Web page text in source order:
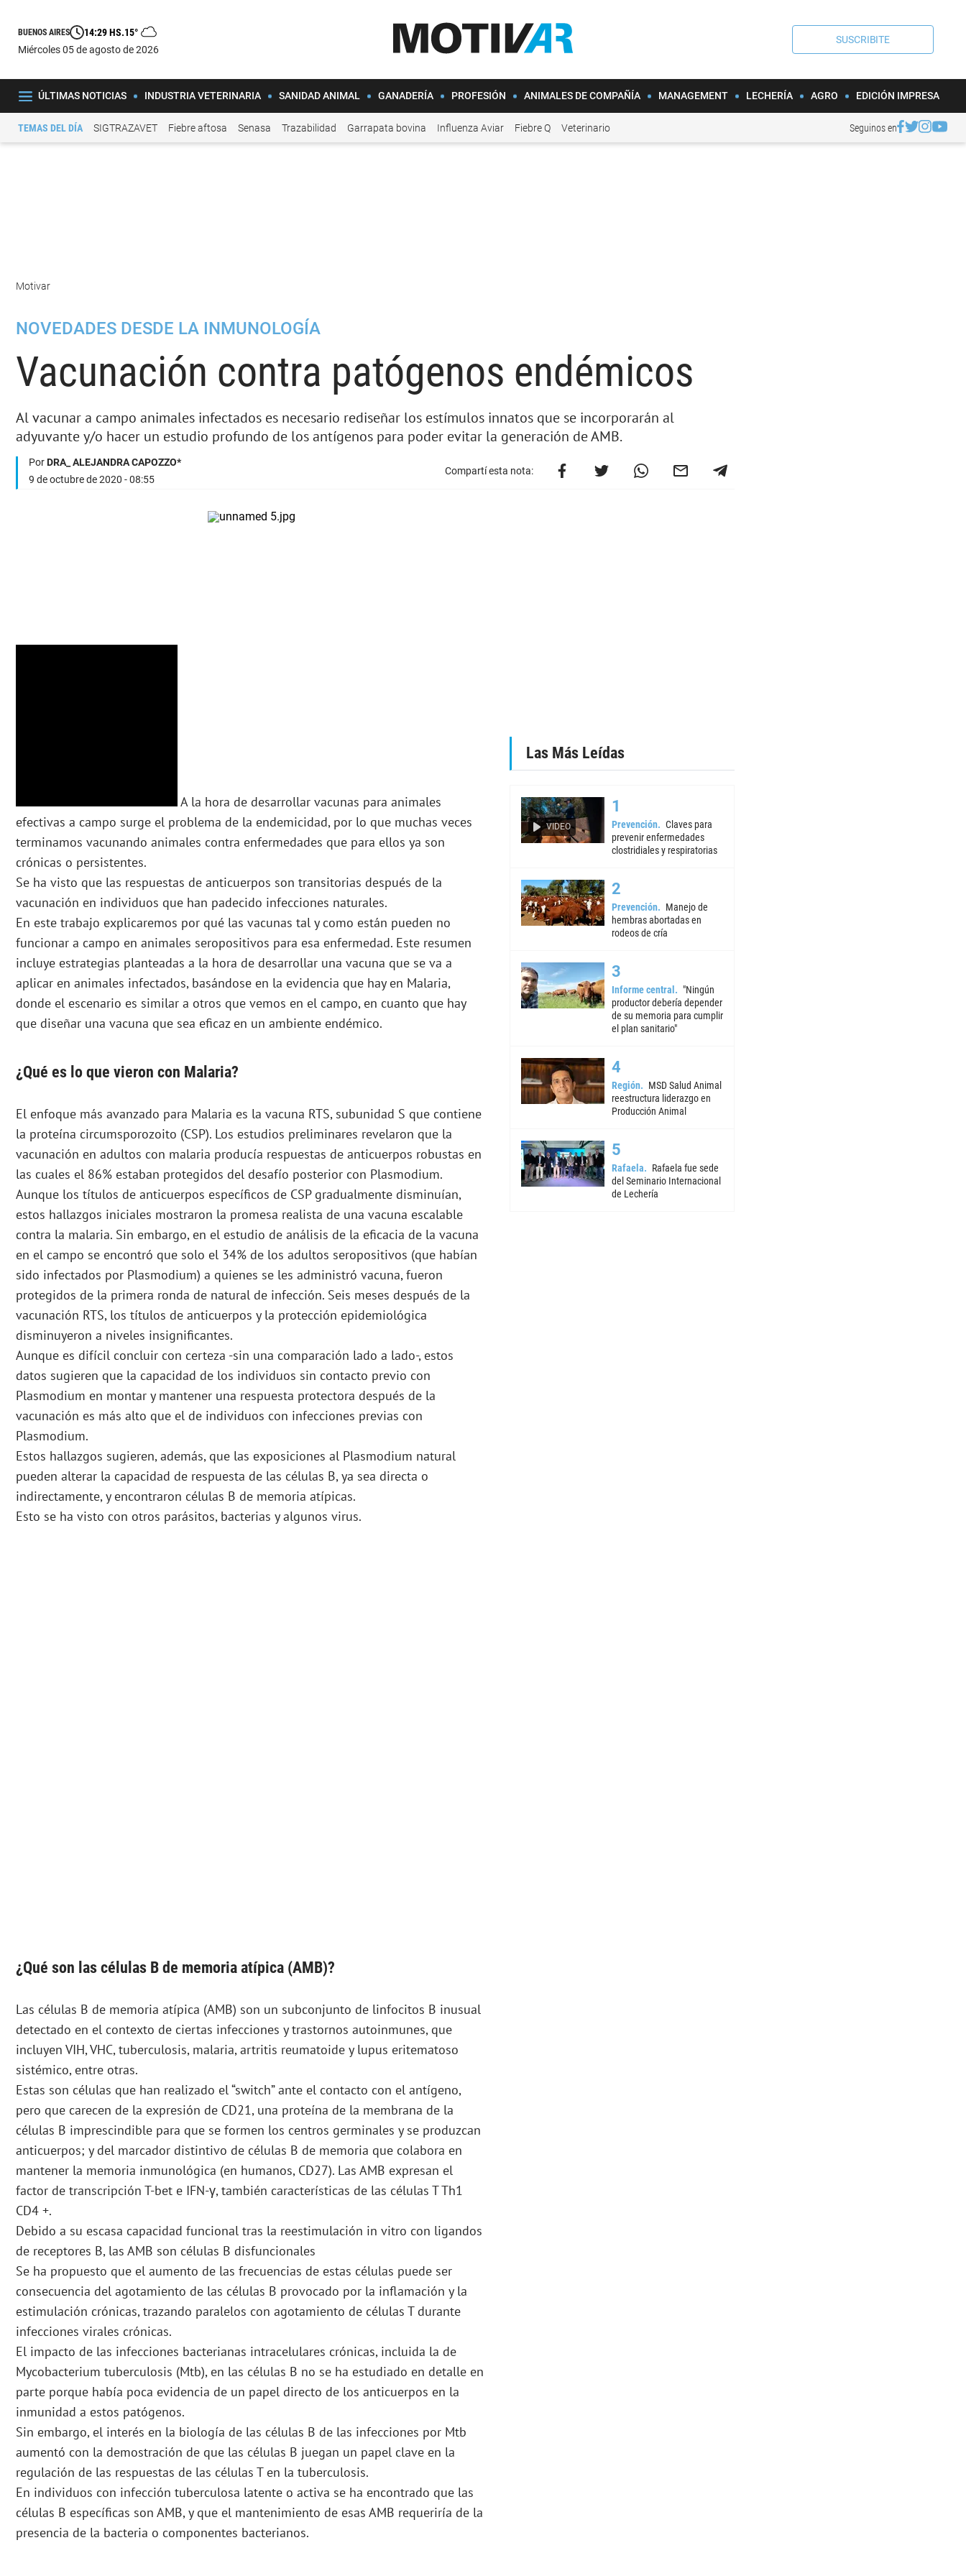
BUENOS AIRES 14:29 HS.15°
miércoles 05 de agosto de 2026
SUSCRIBITE
ÚLTIMAS NOTICIAS INDUSTRIA VETERINARIA SANIDAD ANIMAL GANADERÍA PROFESIÓN ANIMALES DE COMPAÑÍA MANAGEMENT LECHERÍA AGRO EDICIÓN IMPRESA
TEMAS DEL DÍA SIGTRAZAVET Fiebre aftosa Senasa Trazabilidad Garrapata bovina Influenza Aviar Fiebre Q Veterinario Seguinos en
Motivar
NOVEDADES DESDE LA INMUNOLOGÍA
Vacunación contra patógenos endémicos
Al vacunar a campo animales infectados es necesario rediseñar los estímulos innatos que se incorporarán al
adyuvante y/o hacer un estudio profundo de los antígenos para poder evitar la generación de AMB.
PorDRA_ ALEJANDRA CAPOZZO*
9 de octubre de 2020 - 08:55
Compartí esta nota:
A la hora de desarrollar vacunas para animales
efectivas a campo surge el problema de la endemicidad, por lo que muchas veces
terminamos vacunando animales contra enfermedades que para ellos ya son
crónicas o persistentes.
Se ha visto que las respuestas de anticuerpos son transitorias después de la
vacunación en individuos que han padecido infecciones naturales.
En este trabajo explicaremos por qué las vacunas tal y como están pueden no
funcionar a campo en animales seropositivos para esa enfermedad. Este resumen
incluye estrategias planteadas a la hora de desarrollar una vacuna que se va a
aplicar en animales infectados, basándose en la evidencia que hay en Malaria,
donde el escenario es similar a otros que vemos en el campo, en cuanto que hay
que diseñar una vacuna que sea eficaz en un ambiente endémico.
¿Qué es lo que vieron con Malaria?
El enfoque más avanzado para Malaria es la vacuna RTS, subunidad S que contiene
la proteína circumsporozoito (CSP). Los estudios preliminares revelaron que la
vacunación en adultos con malaria producía respuestas de anticuerpos robustas en
las cuales el 86% estaban protegidos del desafío posterior con Plasmodium.
Aunque los títulos de anticuerpos específicos de CSP gradualmente disminuían,
estos hallazgos iniciales mostraron la promesa realista de una vacuna escalable
contra la malaria. Sin embargo, en el estudio de análisis de la eficacia de la vacuna
en el campo se encontró que solo el 34% de los adultos seropositivos (que habían
sido infectados por Plasmodium) a quienes se les administró vacuna, fueron
protegidos de la primera ronda de natural de infección. Seis meses después de la
vacunación RTS, los títulos de anticuerpos y la protección epidemiológica
disminuyeron a niveles insignificantes.
Aunque es difícil concluir con certeza -sin una comparación lado a lado-, estos
datos sugieren que la capacidad de los individuos sin contacto previo con
Plasmodium en montar y mantener una respuesta protectora después de la
vacunación es más alto que el de individuos con infecciones previas con
Plasmodium.
Estos hallazgos sugieren, además, que las exposiciones al Plasmodium natural
pueden alterar la capacidad de respuesta de las células B, ya sea directa o
indirectamente, y encontraron células B de memoria atípicas.
Esto se ha visto con otros parásitos, bacterias y algunos virus.
¿Qué son las células B de memoria atípica (AMB)?
Las células B de memoria atípica (AMB) son un subconjunto de linfocitos B inusual
detectado en el contexto de ciertas infecciones y trastornos autoinmunes, que
incluyen VIH, VHC, tuberculosis, malaria, artritis reumatoide y lupus eritematoso
sistémico, entre otras.
Estas son células que han realizado el “switch” ante el contacto con el antígeno,
pero que carecen de la expresión de CD21, una proteína de la membrana de la
células B imprescindible para que se formen los centros germinales y se produzcan
anticuerpos; y del marcador distintivo de células B de memoria que colabora en
mantener la memoria inmunológica (en humanos, CD27). Las AMB expresan el
factor de transcripción T-bet e IFN-γ, también características de las células T Th1
CD4 +.
Debido a su escasa capacidad funcional tras la reestimulación in vitro con ligandos
de receptores B, las AMB son células B disfuncionales
Se ha propuesto que el aumento de las frecuencias de estas células puede ser
consecuencia del agotamiento de las células B provocado por la inflamación y la
estimulación crónicas, trazando paralelos con agotamiento de células T durante
infecciones virales crónicas.
El impacto de las infecciones bacterianas intracelulares crónicas, incluida la de
Mycobacterium tuberculosis (Mtb), en las células B no se ha estudiado en detalle en
parte porque había poca evidencia de un papel directo de los anticuerpos en la
inmunidad a estos patógenos.
Sin embargo, el interés en la biología de las células B de las infecciones por Mtb
aumentó con la demostración de que las células B juegan un papel clave en la
regulación de las respuestas de las células T en la tuberculosis.
En individuos con infección tuberculosa latente o activa se ha encontrado que las
células B específicas son AMB, y que el mantenimiento de esas AMB requeriría de la
presencia de la bacteria o componentes bacterianos.
Las Más Leídas
VIDEO Prevención
Claves para
prevenir enfermedades
clostridiales y respiratorias
Prevención
Manejo de
hembras abortadas en
rodeos de cría
Informe central
"Ningún
productor debería depender
de su memoria para cumplir
el plan sanitario"
Región
MSD Salud Animal
reestructura liderazgo en
Producción Animal
Rafaela
Rafaela fue sede
del Seminario Internacional
de Lechería